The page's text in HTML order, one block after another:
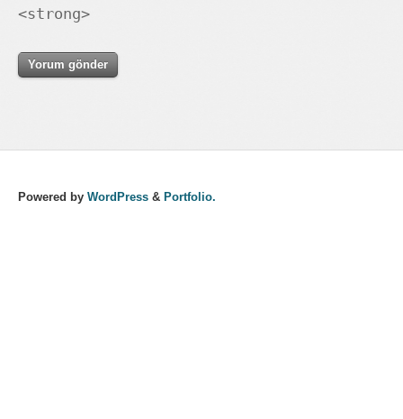
<strong>
Powered by WordPress & Portfolio.